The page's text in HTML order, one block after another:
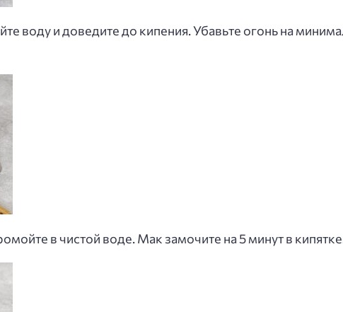
воду и доведите до кипения. Убавьте огонь на
в чистой воде. Мак замочите на 5 минут в